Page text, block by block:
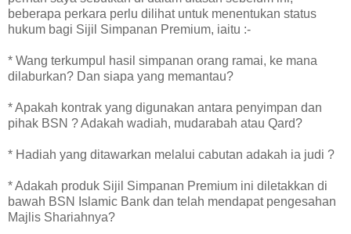
beberapa perkara perlu dilihat untuk menentukan status
hukum bagi Sijil Simpanan Premium, iaitu :-
* Wang terkumpul hasil simpanan orang ramai, ke mana
dilaburkan? Dan siapa yang memantau?
* Apakah kontrak yang digunakan antara penyimpan dan
pihak BSN ? Adakah wadiah, mudarabah atau Qard?
* Hadiah yang ditawarkan melalui cabutan adakah ia judi ?
* Adakah produk Sijil Simpanan Premium ini diletakkan di
bawah BSN Islamic Bank dan telah mendapat pengesahan
Majlis Shariahnya?